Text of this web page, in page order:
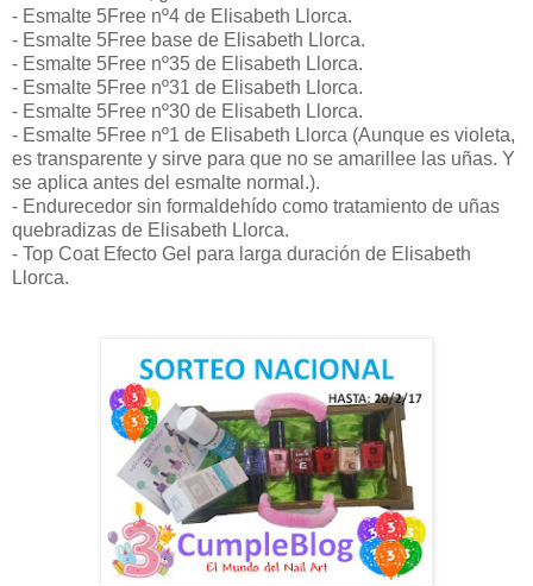
- Esmalte 5Free nº4 de Elisabeth Llorca.
- Esmalte 5Free base de Elisabeth Llorca.
- Esmalte 5Free nº35 de Elisabeth Llorca.
- Esmalte 5Free nº31 de Elisabeth Llorca.
- Esmalte 5Free nº30 de Elisabeth Llorca.
- Esmalte 5Free nº1 de Elisabeth Llorca (Aunque es violeta,
es transparente y sirve para que no se amarillee las uñas. Y
se aplica antes del esmalte normal.).
- Endurecedor sin formaldehído como tratamiento de uñas
quebradizas de Elisabeth Llorca.
- Top Coat Efecto Gel para larga duración de Elisabeth
Llorca.